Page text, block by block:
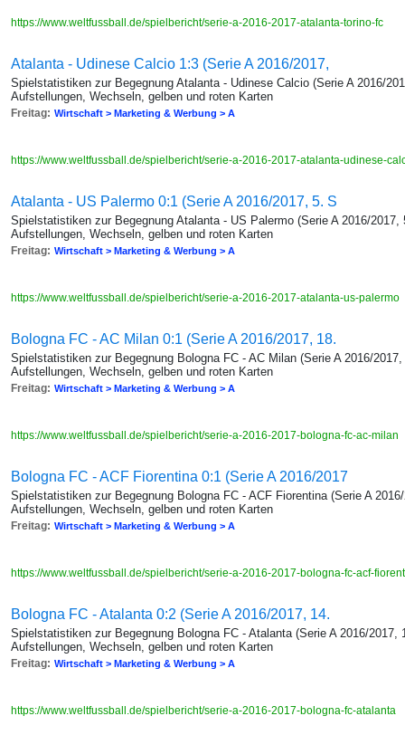
https://www.weltfussball.de/spielbericht/serie-a-2016-2017-atalanta-torino-fc
Atalanta - Udinese Calcio 1:3 (Serie A 2016/2017,
Spielstatistiken zur Begegnung Atalanta - Udinese Calcio (Serie A 2016/
Aufstellungen, Wechseln, gelben und roten Karten
Freitag: Wirtschaft > Marketing & Werbung > A
https://www.weltfussball.de/spielbericht/serie-a-2016-2017-atalanta-udinese-
Atalanta - US Palermo 0:1 (Serie A 2016/2017, 5. S
Spielstatistiken zur Begegnung Atalanta - US Palermo (Serie A 2016/
Aufstellungen, Wechseln, gelben und roten Karten
Freitag: Wirtschaft > Marketing & Werbung > A
https://www.weltfussball.de/spielbericht/serie-a-2016-2017-atalanta-us-palermo
Bologna FC - AC Milan 0:1 (Serie A 2016/2017, 18.
Spielstatistiken zur Begegnung Bologna FC - AC Milan (Serie A 2016/
Aufstellungen, Wechseln, gelben und roten Karten
Freitag: Wirtschaft > Marketing & Werbung > A
https://www.weltfussball.de/spielbericht/serie-a-2016-2017-bologna-fc-ac-milan
Bologna FC - ACF Fiorentina 0:1 (Serie A 2016/2017
Spielstatistiken zur Begegnung Bologna FC - ACF Fiorentina (Serie A
Aufstellungen, Wechseln, gelben und roten Karten
Freitag: Wirtschaft > Marketing & Werbung > A
https://www.weltfussball.de/spielbericht/serie-a-2016-2017-bologna-fc-acf-
Bologna FC - Atalanta 0:2 (Serie A 2016/2017, 14.
Spielstatistiken zur Begegnung Bologna FC - Atalanta (Serie A 2016/2017,
Aufstellungen, Wechseln, gelben und roten Karten
Freitag: Wirtschaft > Marketing & Werbung > A
https://www.weltfussball.de/spielbericht/serie-a-2016-2017-bologna-fc-atalanta